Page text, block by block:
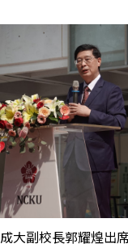
成大副校長郭耀煌出